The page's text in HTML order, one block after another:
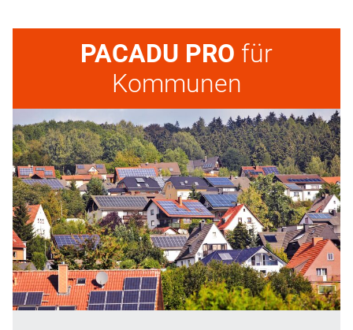
PACADU PRO für
Kommunen